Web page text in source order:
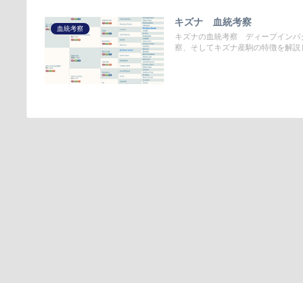
血統考察
キズナ 血統考察
キズナの血統考察 ディープイン
察、そしてキズナ産駒の特徴を解説